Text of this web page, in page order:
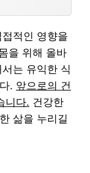
적인 영향을
을 위해 올바
는 유익한 식
. 앞으로의 건
니다. 건강한
삶을 누리길